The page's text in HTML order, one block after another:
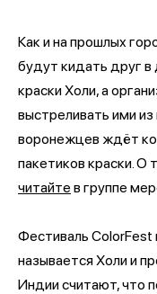
Как и на прошлых
будут кидать друг в
краски Холи, а
выстреливать ими
воронежцев ждёт
пакетиков краски. О
читайте в группе
Фестиваль ColorFest
называется Холи и
Индии считают, что